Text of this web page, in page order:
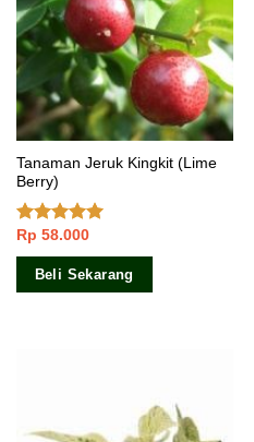
Tanaman Jeruk Kingkit (Lime
Berry)
Dinilai5.00
dari 5
Rp 58.000
Beli Sekarang